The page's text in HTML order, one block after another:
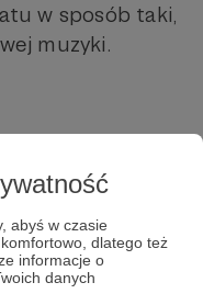
abyś w czasie
dlatego też
informacje o
danych
w sposób taki,
muzyki.
Patronów
być zalogowany